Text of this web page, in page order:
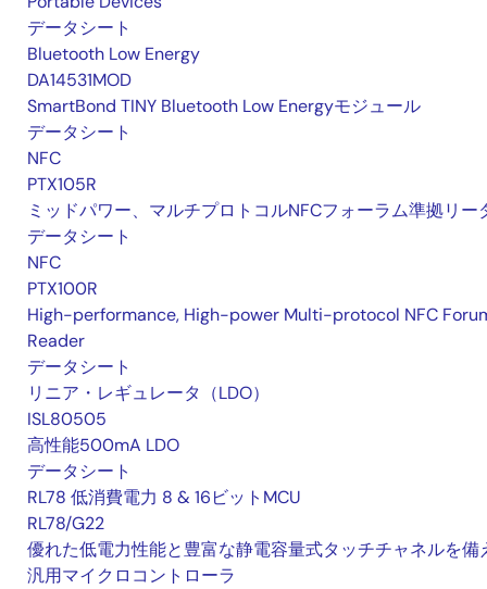
データシート
Bluetooth Low Energy
DA14531MOD
SmartBond TINY Bluetooth Low Energyモジュール
データシート
NFC
PTX105R
ミッドパワー、マルチプロトコルNFCフォーラム準拠リー
データシート
NFC
PTX100R
High-performance, High-power Multi-protocol NFC
Reader
データシート
リニア・レギュレータ（LDO）
ISL80505
高性能500mA LDO
データシート
RL78 低消費電力 8 & 16ビットMCU
RL78/G22
優れた低電力性能と豊富な静電容量式タッチチャネルを備
汎用マイクロコントローラ